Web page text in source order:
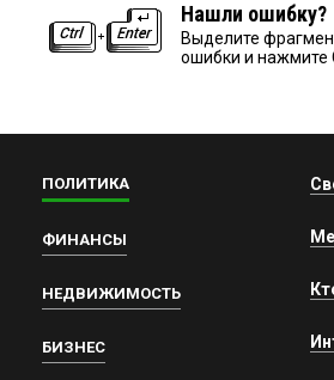
Нашли ошибку?
Выделите
ошибки и нажмите
ПОЛИТИКА
ФИНАНСЫ
НЕДВИЖИМОСТЬ
БИЗНЕС